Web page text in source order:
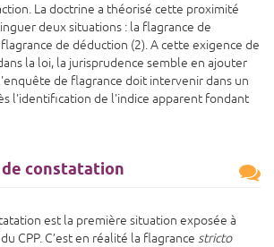
La doctrine a théorisé cette proximité
deux situations : la flagrance de
de déduction (2). A cette exigence de
la loi, la jurisprudence semble en ajouter
de flagrance doit intervenir dans un
l'identification de l'indice apparent fondant
constatation
est la première situation exposée à
du CPP. C’est en réalité la flagrance stricto